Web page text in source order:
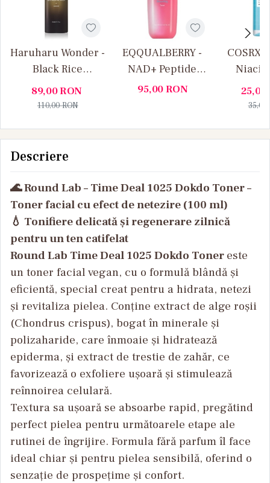
Haruharu Wonder -
Black Rice
Moisture Deep
Cleansing
de curatare - 150
89,00RON
110,00RON
EQQUALBERRY -
NAD+ Peptide
Boosting Toner -
95,00RON
COSRX
Apa
25,00
35,00
Descriere
🌊 Round Lab – Time Deal 1025 Dokdo Toner –
Toner facial cu efect de netezire (100 ml)
💧 Tonifiere delicată și regenerare zilnică
pentru un ten catifelat
Round Lab Time Deal 1025 Dokdo Toner este
un toner facial vegan, cu o formulă blândă și
eficientă, special creat pentru a hidrata, netezi
și revitaliza pielea. Conține extract de alge roșii
(Chondrus crispus), bogat în minerale și
polizaharide, care înmoaie și hidratează
epiderma, și extract de trestie de zahăr, ce
favorizează o exfoliere ușoară și stimulează
reînnoirea celulară.
Textura sa ușoară se absoarbe rapid, pregătind
perfect pielea pentru următoarele etape ale
rutinei de îngrijire. Formula fără parfum îl face
ideal chiar și pentru pielea sensibilă, oferind o
senzație de prospețime și confort.